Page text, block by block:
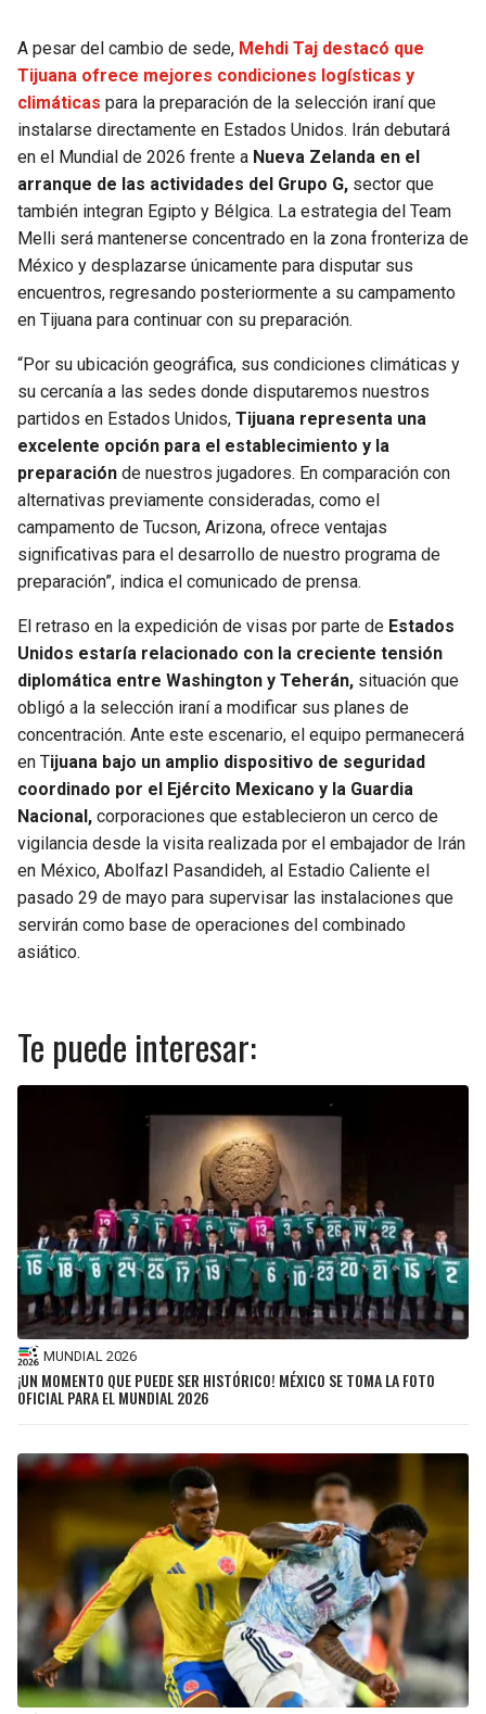
A pesar del cambio de sede, Mehdi Taj destacó que
Tijuana ofrece mejores condiciones logísticas y
climáticas para la preparación de la selección iraní que
instalarse directamente en Estados Unidos. Irán debutará
en el Mundial de 2026 frente a Nueva Zelanda en el
arranque de las actividades del Grupo G, sector que
también integran Egipto y Bélgica. La estrategia del Team
Melli será mantenerse concentrado en la zona fronteriza de
México y desplazarse únicamente para disputar sus
encuentros, regresando posteriormente a su campamento
en Tijuana para continuar con su preparación.
“Por su ubicación geográfica, sus condiciones climáticas y
su cercanía a las sedes donde disputaremos nuestros
partidos en Estados Unidos, Tijuana representa una
excelente opción para el establecimiento y la
preparación de nuestros jugadores. En comparación con
alternativas previamente consideradas, como el
campamento de Tucson, Arizona, ofrece ventajas
significativas para el desarrollo de nuestro programa de
preparación”, indica el comunicado de prensa.
El retraso en la expedición de visas por parte de Estados
Unidos estaría relacionado con la creciente tensión
diplomática entre Washington y Teherán, situación que
obligó a la selección iraní a modificar sus planes de
concentración. Ante este escenario, el equipo permanecerá
en Tijuana bajo un amplio dispositivo de seguridad
coordinado por el Ejército Mexicano y la Guardia
Nacional, corporaciones que establecieron un cerco de
vigilancia desde la visita realizada por el embajador de Irán
en México, Abolfazl Pasandideh, al Estadio Caliente el
pasado 29 de mayo para supervisar las instalaciones que
servirán como base de operaciones del combinado
asiático.
Te puede interesar:
MUNDIAL 2026
¡UN MOMENTO QUE PUEDE SER HISTÓRICO! MÉXICO SE TOMA LA FOTO
OFICIAL PARA EL MUNDIAL 2026